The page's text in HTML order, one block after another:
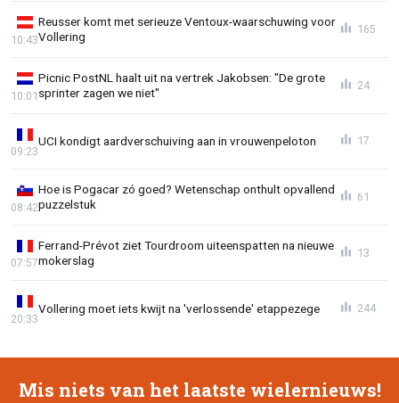
Reusser komt met serieuze Ventoux-waarschuwing voor
Vollering
10:43
165
Picnic PostNL haalt uit na vertrek Jakobsen: "De grote
sprinter zagen we niet"
10:01
24
UCI kondigt aardverschuiving aan in vrouwenpeloton
09:23
17
Hoe is Pogacar zó goed? Wetenschap onthult opvallend
puzzelstuk
08:42
61
Ferrand-Prévot ziet Tourdroom uiteenspatten na nieuwe
mokerslag
07:57
13
Vollering moet iets kwijt na 'verlossende' etappezege
20:33
244
Mis niets van het laatste wielernieuws!